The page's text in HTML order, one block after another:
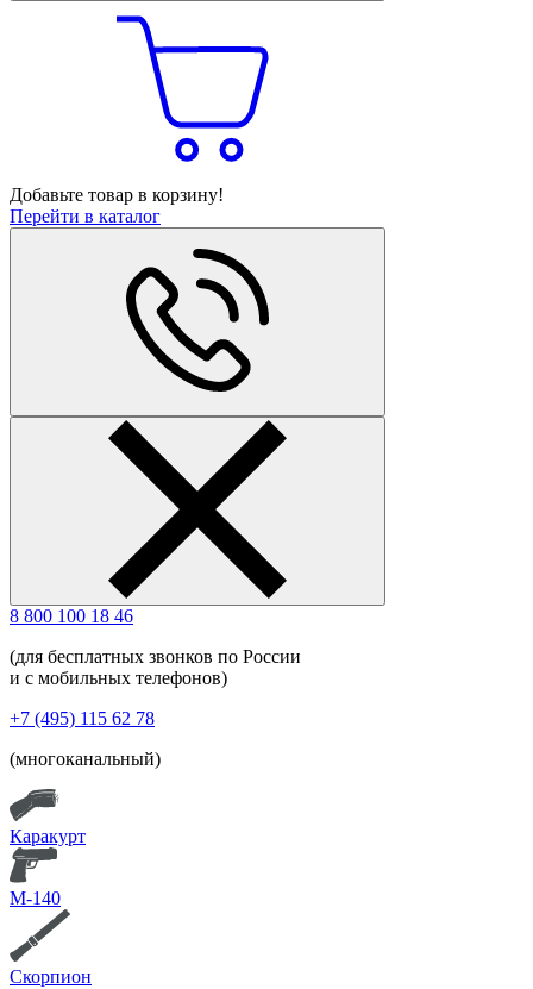
Добавьте товар в корзину!
Перейти в каталог
8 800 100 18 46
(для бесплатных звонков по России
и с мобильных телефонов)
+7 (495) 115 62 78
(многоканальный)
Каракурт
М-140
Скорпион